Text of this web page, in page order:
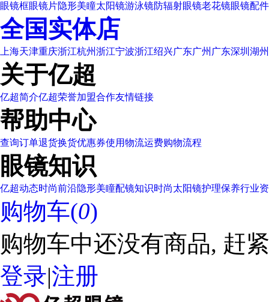
眼镜框眼镜片隐形美瞳太阳镜游泳镜防辐射眼镜老花镜眼镜配件
全国实体店
上海天津重庆浙江杭州浙江宁波浙江绍兴广东广州 广东深圳 湖
关于亿超
亿超简介亿超荣誉加盟合作友情链接
帮助中心
查询订单退货换货优惠券使用物流运费购物流程
眼镜知识
亿超动态时尚前沿隐形美瞳配镜知识时尚太阳镜护理保养行业
购物车(0)
购物车中还没有商品, 赶
登录|注册